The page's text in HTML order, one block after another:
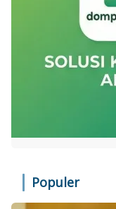
Populer